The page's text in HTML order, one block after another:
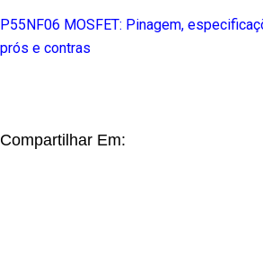
P55NF06 MOSFET: Pinagem,
prós e contras
Compartilhar Em: